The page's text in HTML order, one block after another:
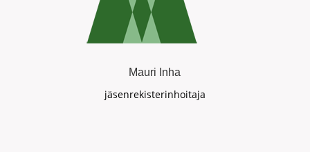
Mauri Inha
jäsenrekisterinhoitaja